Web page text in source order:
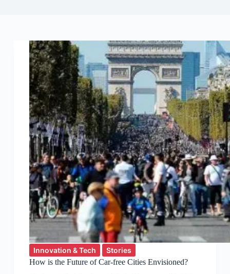
Innovation & Tech
Stories
How is the Future of Car-free Cities Envisioned?